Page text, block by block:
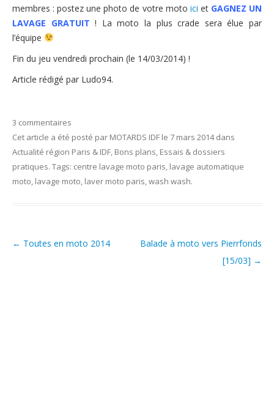
membres : postez une photo de votre moto ici et GAGNEZ UN
LAVAGE GRATUIT ! La moto la plus crade sera élue par
l’équipe
Fin du jeu vendredi prochain (le 14/03/2014) !
Article rédigé par Ludo94.
3 commentaires
Cet article a été posté par MOTARDS IDF le 7 mars 2014dans
Actualité région Paris & IDF, Bons plans, Essais & dossiers
pratiques. Tags: centre lavage moto paris, lavage automatique
moto, lavage moto, laver moto paris,wash wash.
Post navigation
← Toutes en moto 2014
Balade à moto vers Pierrfonds
[15/03] →